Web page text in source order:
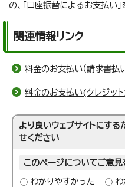
の、「口座振替によるお支払い」
関連情報リンク
料金のお支払い（請求書払
料金のお支払い(クレジッ
より良いウェブサイトにす
せください
このページについてご意見
わかりやすかった わ